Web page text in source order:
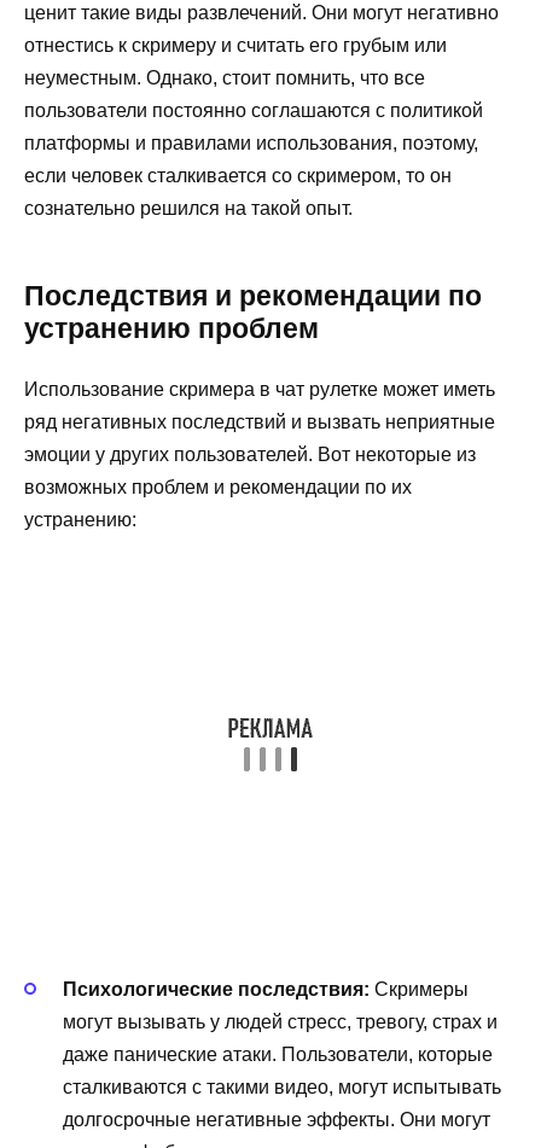
ценит такие виды развлечений. Они могут негативно
отнестись к скримеру и считать его грубым или
неуместным. Однако, стоит помнить, что все
пользователи постоянно соглашаются с политикой
платформы и правилами использования, поэтому,
если человек сталкивается со скримером, то он
сознательно решился на такой опыт.
Последствия и рекомендации по
устранению проблем
Использование скримера в чат рулетке может иметь
ряд негативных последствий и вызвать неприятные
эмоции у других пользователей. Вот некоторые из
возможных проблем и рекомендации по их
устранению:
Психологические последствия: Скримеры
могут вызывать у людей стресс, тревогу, страх и
даже панические атаки. Пользователи, которые
сталкиваются с такими видео, могут испытывать
долгосрочные негативные эффекты. Они могут